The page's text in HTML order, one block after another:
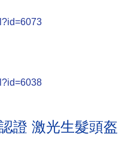
證 激光生髮頭盔